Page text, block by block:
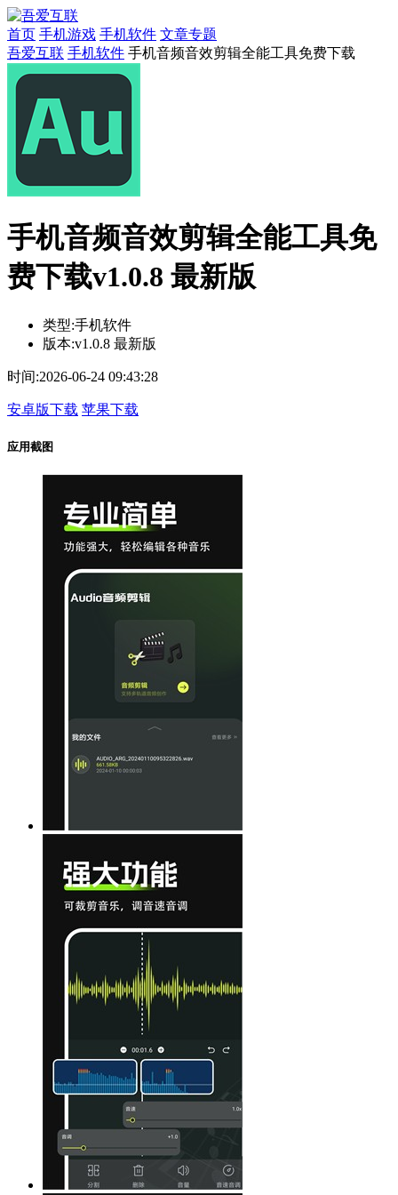
首页 手机游戏 手机软件 文章专题
吾爱互联 手机软件 手机音频音效剪辑全能工具免费下载
手机音频音效剪辑全能工具免
费下载v1.0.8 最新版
类型:手机软件
版本:v1.0.8 最新版
时间:2026-06-24 09:43:28
安卓版下载 苹果下载
应用截图